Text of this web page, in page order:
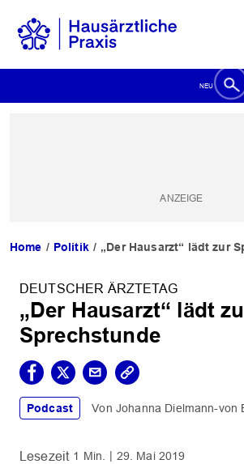
Home Politik „Der Hausarzt“ lädt zur
DEUTSCHER ÄRZTETAG
„Der Hausarzt“ lädt
Sprechstunde
Podcast Johanna Dielmann-von
1 Min. 29. Mai 2019